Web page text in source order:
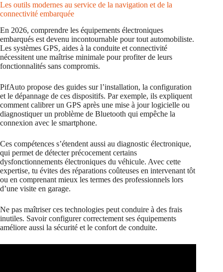
Les outils modernes au service de la navigation et de la
connectivité embarquée
En 2026, comprendre les équipements électroniques
embarqués est devenu incontournable pour tout automobiliste.
Les systèmes GPS, aides à la conduite et connectivité
nécessitent une maîtrise minimale pour profiter de leurs
fonctionnalités sans compromis.
PifAuto propose des guides sur l’installation, la configuration
et le dépannage de ces dispositifs. Par exemple, ils expliquent
comment calibrer un GPS après une mise à jour logicielle ou
diagnostiquer un problème de Bluetooth qui empêche la
connexion avec le smartphone.
Ces compétences s’étendent aussi au diagnostic électronique,
qui permet de détecter précocement certains
dysfonctionnements électroniques du véhicule. Avec cette
expertise, tu évites des réparations coûteuses en intervenant tôt
ou en comprenant mieux les termes des professionnels lors
d’une visite en garage.
Ne pas maîtriser ces technologies peut conduire à des frais
inutiles. Savoir configurer correctement ses équipements
améliore aussi la sécurité et le confort de conduite.